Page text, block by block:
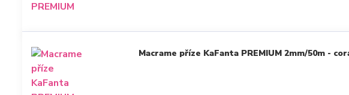
Macrame příze KaFanta PREMIUM 2mm/50m -